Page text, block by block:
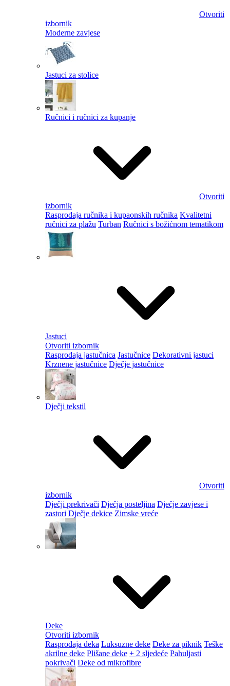
Otvoriti
izbornik
Moderne zavjese
Jastuci za stolice
Ručnici i ručnici za kupanje
Otvoriti
izbornik
Rasprodaja ručnika i kupaonskih ručnika Kvalitetni
ručnici za plažu Turban Ručnici s božićnom tematikom
Jastuci
Otvoriti izbornik
Rasprodaja jastučnica Jastučnice Dekorativni jastuci
Krznene jastučnice Dječje jastučnice
Dječji tekstil
Otvoriti
izbornik
Dječji prekrivači Dječja posteljina Dječje zavjese i
zastori Dječje dekice Zimske vreće
Deke
Otvoriti izbornik
Rasprodaja deka Luksuzne deke Deke za piknik Teške
akrilne deke Plišane deke + 2 sljedeće Pahuljasti
pokrivači Deke od mikrofibre